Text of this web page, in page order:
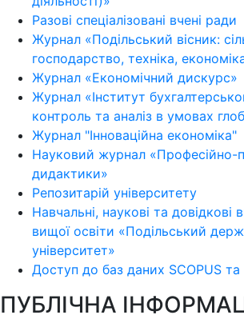
Разові спеціалізовані вчені ради
Журнал «Подільський вісник:
господарство, техніка,
Журнал «Економічний дискурс»
Журнал «Інститут
контроль та аналіз в умовах
Журнал "Інноваційна економіка"
Науковий журнал «Професійно-
дидактики»
Репозитарій університету
Навчальні, наукові та довідкові
вищої освіти «Подільський
університет»
Доступ до баз даних SCOPUS
ПУБЛІЧНА